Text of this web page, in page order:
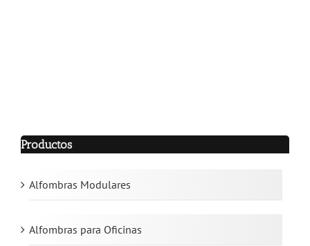
Productos
Alfombras Modulares
Alfombras para Oficinas